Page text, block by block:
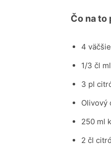
Čo na to
4
1/3 čl
3 pl
Olivový
250 ml
2 čl